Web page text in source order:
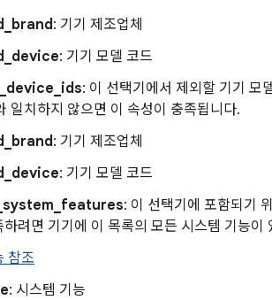
: 기기 제조업체
: 기기 모델 코드
: 이 선택기에서 제외할 기기 모
일치하지 않으면 이 속성이 충족됩니다.
: 기기 제조업체
: 기기 모델 코드
: 이 선택기에 포함되기
려면 기기에 이 목록의 모든 시스템 기능이
참조
: 시스템 기능